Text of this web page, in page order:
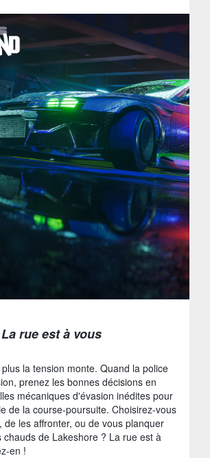
La rue est à vous
la tension monte. Quand la police
prenez les bonnes décisions en
mécaniques d'évasion inédites pour
de la course-poursuite. Choisirez-vous
de les affronter, ou de vous planquer
de Lakeshore ? La rue est à
en !